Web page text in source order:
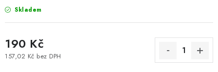
Skladem
190 Kč
157,02 Kč bez DPH